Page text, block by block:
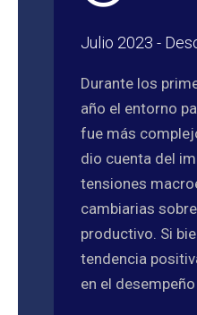
Julio 2023 -
Durante los
año el entorno
fue más
dio cuenta del
tensiones
cambiarias
productivo. Si
tendencia
en el